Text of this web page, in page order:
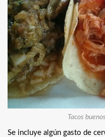
Tacos
Se incluye algún gasto de